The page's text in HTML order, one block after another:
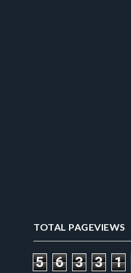
TOTAL PAGEVIEWS
5 6 3 3 1